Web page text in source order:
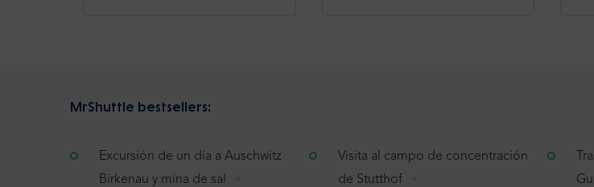
MrShuttle bestsellers:
Excursión de un día a Auschwitz
Birkenau y mina de sal
Visita al campo de concentración
de Stutthof